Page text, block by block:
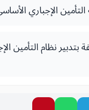
التأمين الإجباري
ماي 2007 بين الهيئات المكلفة